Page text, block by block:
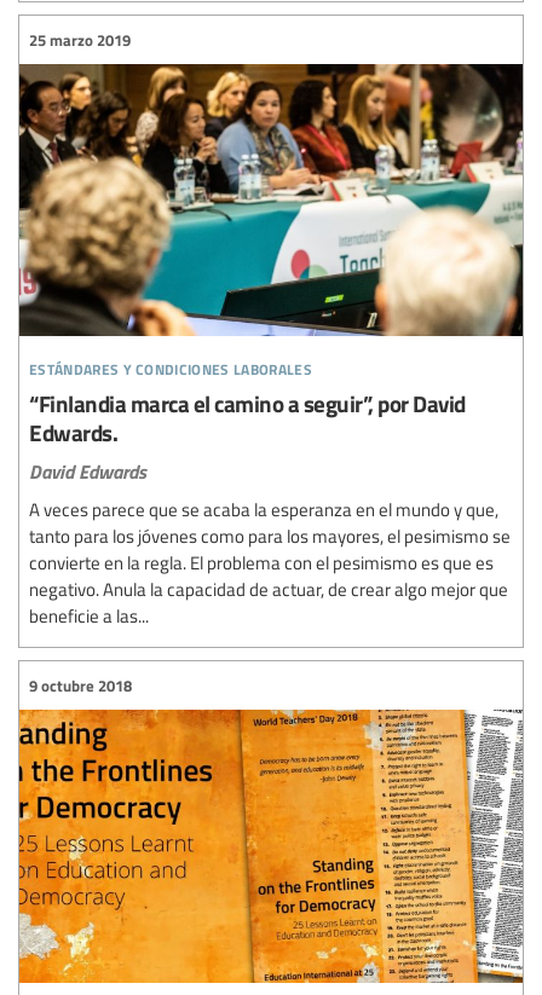
estándares y condiciones laborales
25 marzo 2019
“Finlandia marca el camino a seguir”, por David
Edwards.
David Edwards
A veces parece que se acaba la esperanza en el mundo y que,
tanto para los jóvenes como para los mayores, el pesimismo se
convierte en la regla. El problema con el pesimismo es que es
negativo. Anula la capacidad de actuar, de crear algo mejor que
beneficie a las...
9 octubre 2018